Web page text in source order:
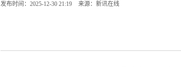
发布时间：2025-12-30 21:19 来源：新讯在线